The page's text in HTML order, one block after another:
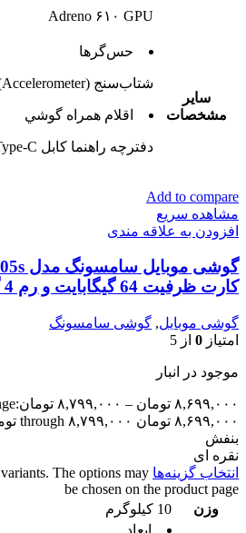
Adreno ۶۱۰ GPU
ساير
مشخصات
حس‌گرها
شتاب‌سنج (Accelerometer) مجاورت (Proximity)
اقلام همراه گوشي
دفترچه‌ راهنما کابل USB Type-C
Add to compare
مشاهده سریع
افزودن به علاقه مندی
کارت ظرفیت 64 گیگابایت و رم 4 گیگابایت
گوشی موبایل, گوشی سامسونگ
امتیاز 0 از 5
موجود در انبار
۸,۶۹۹,۰۰۰ تومان – ۸,۷۹۹,۰۰۰ تومان
۸,۶۹۹,۰۰۰ تومان through ۸,۷۹۹,۰۰۰ تومان
بنفش
نقره ای
انتخاب گزینه‌ها The options may
be chosen on the product page
وزن
10 کیلوگرم
ابعاد